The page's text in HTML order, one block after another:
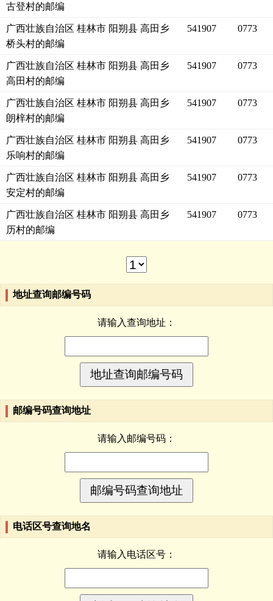
古登村的邮编
广西壮族自治区 桂林市 阳朔县 高田乡
桥头村的邮编
541907 0773
广西壮族自治区 桂林市 阳朔县 高田乡
高田村的邮编
541907 0773
广西壮族自治区 桂林市 阳朔县 高田乡
朗梓村的邮编
541907 0773
广西壮族自治区 桂林市 阳朔县 高田乡
乐响村的邮编
541907 0773
广西壮族自治区 桂林市 阳朔县 高田乡
安定村的邮编
541907 0773
广西壮族自治区 桂林市 阳朔县 高田乡
历村的邮编
541907 0773
地址查询邮编号码
请输入查询地址：
邮编号码查询地址
请输入邮编号码：
电话区号查询地名
请输入电话区号：